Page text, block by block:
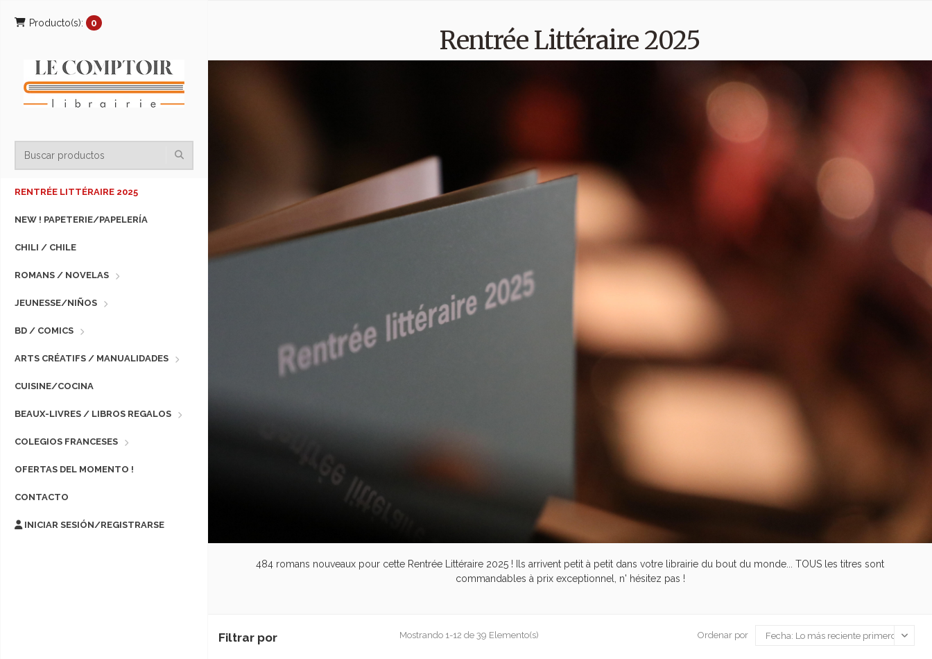
Producto(s): 0
RENTRÉE LITTÉRAIRE 2025
NEW ! PAPETERIE/PAPELERÍA
CHILI / CHILE
ROMANS / NOVELAS
JEUNESSE/NIÑOS
BD / COMICS
ARTS CRÉATIFS / MANUALIDADES
CUISINE/COCINA
BEAUX-LIVRES / LIBROS REGALOS
COLEGIOS FRANCESES
OFERTAS DEL MOMENTO !
CONTACTO
INICIAR SESIÓN/REGISTRARSE
Rentrée Littéraire 2025
484 romans nouveaux pour cette Rentrée Littéraire 2025 ! Ils arrivent petit à petit dans votre librairie du bout du monde... TOUS les titres sont
commandables à prix exceptionnel, n' hésitez pas !
Filtrar por Mostrando 1-12 de 39 Elemento(s) Ordenar por